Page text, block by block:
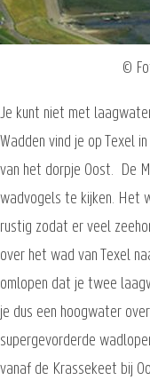
©
Je kunt niet met
Wadden vind je op Texel
van het dorpje Oost. De
wadvogels te kijken. Het
rustig zodat er veel
over het wad van Texel
omlopen dat je twee
je dus een hoogwater
supergevorderde
vanaf de Krassekeet bij